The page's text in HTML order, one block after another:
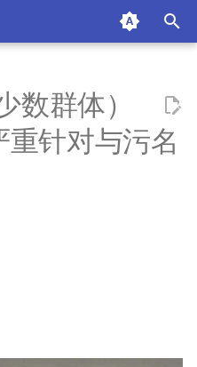
数群体）
针对与污名